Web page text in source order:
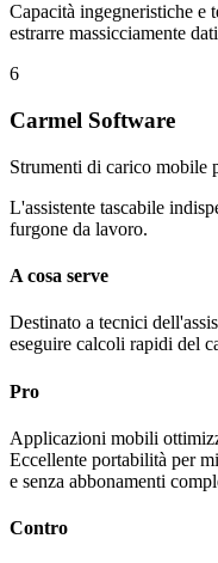
Capacità ingegneristiche e
estrarre massicciamente
6
Carmel Software
Strumenti di carico mobile
L'assistente tascabile
furgone da lavoro.
A cosa serve
Destinato a tecnici
eseguire calcoli rapidi del
Pro
Applicazioni mobili
Eccellente portabilità per
e senza abbonamenti
Contro